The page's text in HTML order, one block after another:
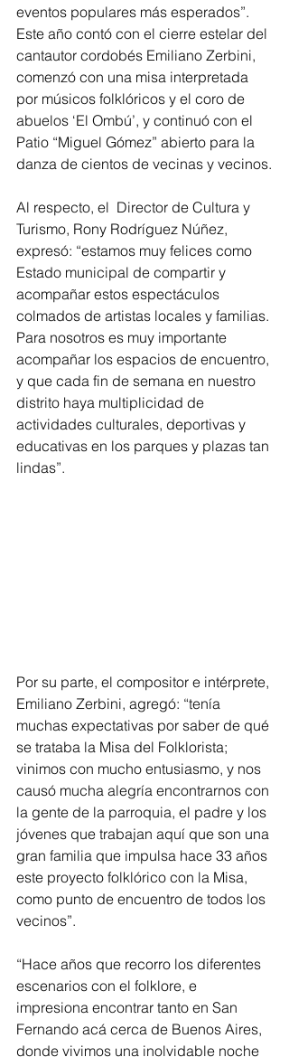
eventos populares más esperados”.
Este año contó con el cierre estelar del
cantautor cordobés Emiliano Zerbini,
comenzó con una misa interpretada
por músicos folklóricos y el coro de
abuelos ‘El Ombú’, y continuó con el
Patio “Miguel Gómez” abierto para la
danza de cientos de vecinas y vecinos.
Al respecto, el  Director de Cultura y
Turismo, Rony Rodríguez Núñez,
expresó: “estamos muy felices como
Estado municipal de compartir y
acompañar estos espectáculos
colmados de artistas locales y familias.
Para nosotros es muy importante
acompañar los espacios de encuentro,
y que cada fin de semana en nuestro
distrito haya multiplicidad de
actividades culturales, deportivas y
educativas en los parques y plazas tan
lindas”.
Por su parte, el compositor e intérprete,
Emiliano Zerbini, agregó: “tenía
muchas expectativas por saber de qué
se trataba la Misa del Folklorista;
vinimos con mucho entusiasmo, y nos
causó mucha alegría encontrarnos con
la gente de la parroquia, el padre y los
jóvenes que trabajan aquí que son una
gran familia que impulsa hace 33 años
este proyecto folklórico con la Misa,
como punto de encuentro de todos los
vecinos”.
“Hace años que recorro los diferentes
escenarios con el folklore, e
impresiona encontrar tanto en San
Fernando acá cerca de Buenos Aires,
donde vivimos una inolvidable noche